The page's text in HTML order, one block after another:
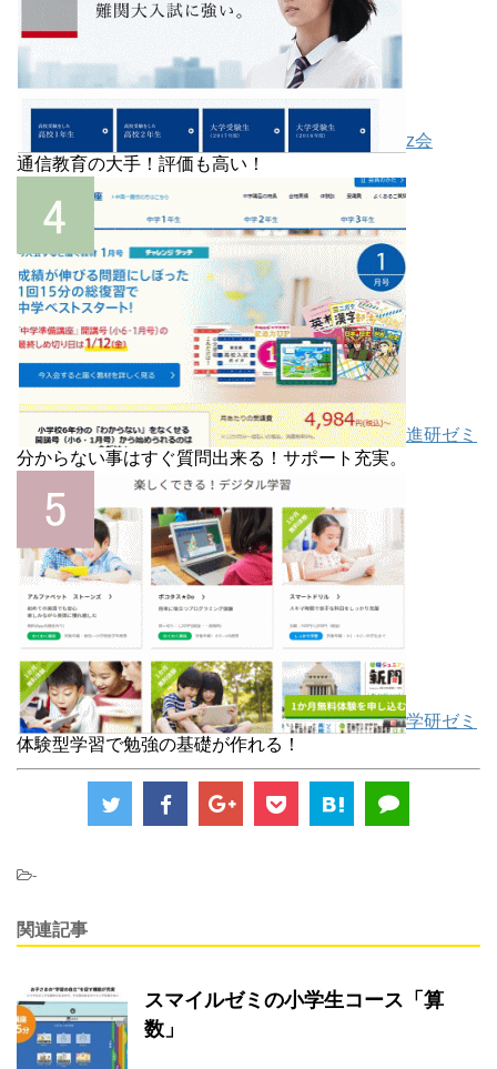
z会
通信教育の大手！評価も高い！
進研ゼミ
分からない事はすぐ質問出来る！サポート充実。
学研ゼミ
体験型学習で勉強の基礎が作れる！
-
関連記事
スマイルゼミの小学生コース「算
数」